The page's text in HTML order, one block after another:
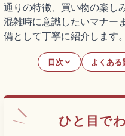
通りの特徴、買い物の楽し
混雑時に意識したいマナー
備として丁寧に紹介します。
目次 よくある
ひと目で